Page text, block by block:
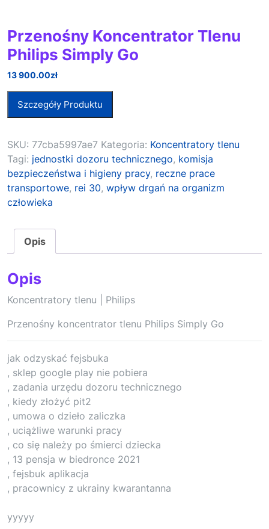
Przenośny Koncentrator Tlenu
Philips Simply Go
13 900.00zł
Szczegóły Produktu
SKU: 77cba5997ae7 Kategoria: Koncentratory tlenu
Tagi: jednostki dozoru technicznego, komisja
bezpieczeństwa i higieny pracy, reczne prace
transportowe, rei 30, wpływ drgań na organizm
człowieka
Opis
Opis
Koncentratory tlenu | Philips
Przenośny koncentrator tlenu Philips Simply Go
jak odzyskać fejsbuka
, sklep google play nie pobiera
, zadania urzędu dozoru technicznego
, kiedy złożyć pit2
, umowa o dzieło zaliczka
, uciążliwe warunki pracy
, co się należy po śmierci dziecka
, 13 pensja w biedronce 2021
, fejsbuk aplikacja
, pracownicy z ukrainy kwarantanna
yyyyy